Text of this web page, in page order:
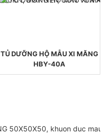
TỦ DƯỠNG HỘ MẪU XI MĂNG
HBY-40A